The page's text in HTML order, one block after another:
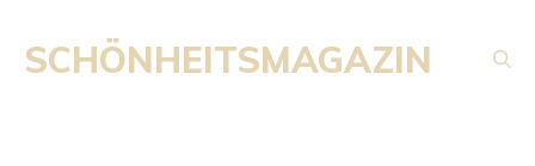
Inhalt
springen
SCHÖNHEITSMAGAZIN